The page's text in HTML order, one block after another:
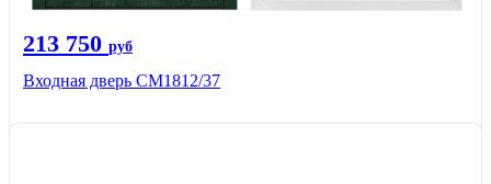
213 750 руб
Входная дверь СМ1812/37